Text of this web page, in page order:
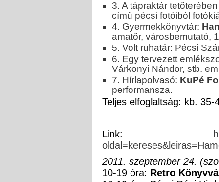
3. A tápraktár tetőterében
című pécsi fotóiból
4. Gyermekkönyvtár:
amatőr, városbemutató,
5. Volt ruhatár: Pécsi
6. Egy tervezett
Várkonyi Nándor, stb.
7. Hírlapolvasó: KuPé
performansza.
Teljes elfoglaltság: kb. 35-
Link:
2011. szeptember 24.
10-19 óra: Retro